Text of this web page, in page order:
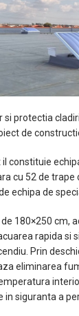
si protectia
de
constituie
cu 52 de
echipa de
180×250 cm,
rapida si
Prin
eliminarea
in siguranta a